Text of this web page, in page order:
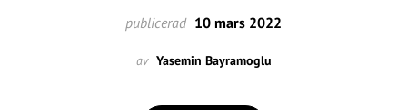
publicerad 10 mars 2022
av Yasemin Bayramoglu